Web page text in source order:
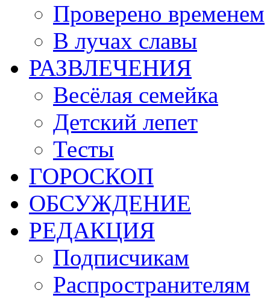
Проверено временем
В лучах славы
РАЗВЛЕЧЕНИЯ
Весёлая семейка
Детский лепет
Тесты
ГОРОСКОП
ОБСУЖДЕНИЕ
РЕДАКЦИЯ
Подписчикам
Распространителям